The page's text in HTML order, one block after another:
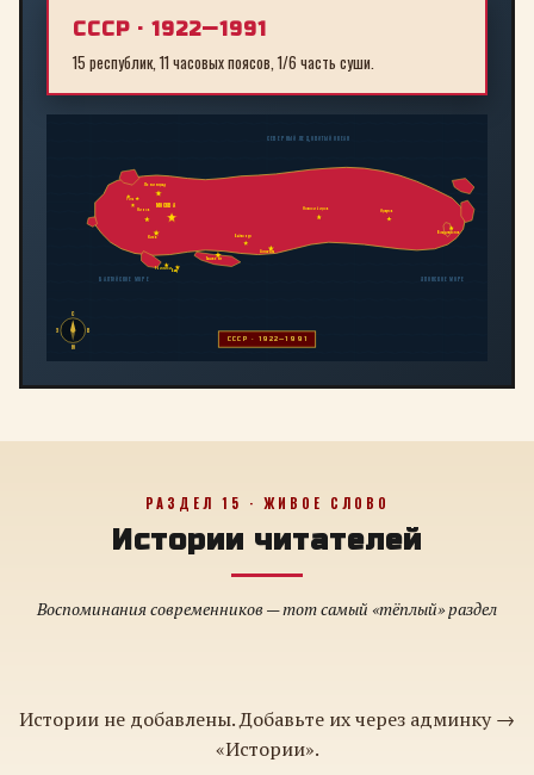
СССР · 1922—1991
15 республик, 11 часовых поясов, 1/6 часть суши.
МОСКВА
Ленинград
Киев
Минск
Ташкент
Алма-Ата
Байконур
Новосибирск Иркутск
Владивосток
ТбилисиБаку
Рига
С
Ю
З
В
СССР · 1922—1991
БАЛТИЙСКОЕ МОРЕ
СЕВЕРНЫЙ ЛЕДОВИТЫЙ ОКЕАН
ЯПОНСКОЕ МОРЕ
РАЗДЕЛ 15 · ЖИВОЕ СЛОВО
Истории читателей
Воспоминания современников — тот самый «тёплый» раздел
Истории не добавлены. Добавьте их через админку →
«Истории».